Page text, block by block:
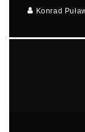
Konrad